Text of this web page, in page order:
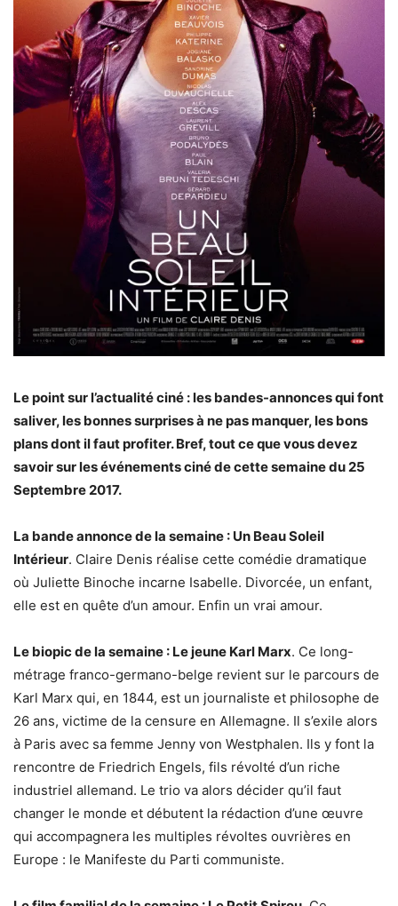
Le point sur l’actualité ciné : les bandes-annonces qui font
saliver, les bonnes surprises à ne pas manquer, les bons
plans dont il faut profiter. Bref, tout ce que vous devez
savoir sur les événements ciné de cette semaine du 25
Septembre 2017.
La bande annonce de la semaine : Un Beau Soleil
Intérieur. Claire Denis réalise cette comédie dramatique
où Juliette Binoche incarne Isabelle. Divorcée, un enfant,
elle est en quête d’un amour. Enfin un vrai amour.
Le biopic de la semaine : Le jeune Karl Marx. Ce long-
métrage franco-germano-belge revient sur le parcours de
Karl Marx qui, en 1844, est un journaliste et philosophe de
26 ans, victime de la censure en Allemagne. Il s’exile alors
à Paris avec sa femme Jenny von Westphalen. Ils y font la
rencontre de Friedrich Engels, fils révolté d’un riche
industriel allemand. Le trio va alors décider qu’il faut
changer le monde et débutent la rédaction d’une œuvre
qui accompagnera les multiples révoltes ouvrières en
Europe : le Manifeste du Parti communiste.